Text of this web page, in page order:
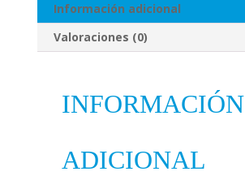
Información adicional
Valoraciones (0)
INFORMACIÓN
ADICIONAL